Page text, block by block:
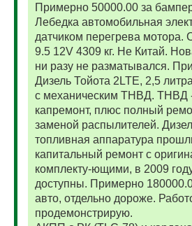
Примерно 50000.00 за
Лебедка автомобильная
датчиком перегрева мотора.
9.5 12V 4309 кг. Не Китай.
ни разу не разматывался.
Дизель Тойота 2LTE, 2,5
с механическим ТНВД. ТНВД
капремонт, плюс полный
заменой распылителей.
топливная аппаратура
капитальный ремонт с
комплекту-ющими, в 2009
доступны. Примерно
авто, отдельно дороже.
продемонстрирую.